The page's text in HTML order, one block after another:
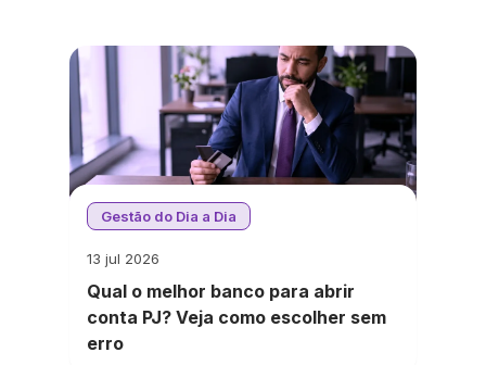
Gestão do Dia a Dia
13 jul 2026
Qual o melhor banco para abrir
conta PJ? Veja como escolher sem
erro